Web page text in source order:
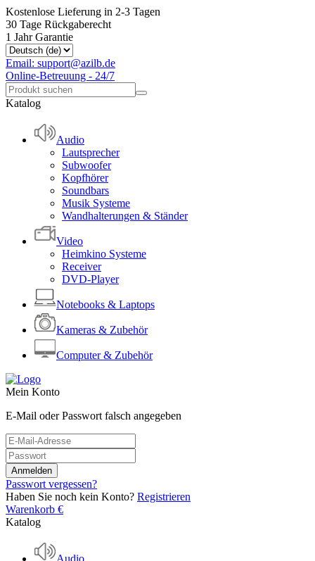
Kostenlose Lieferung in 2-3 Tagen
30 Tage Rückgaberecht
1 Jahr Garantie
Email: support@azilb.de
Online-Betreuung - 24/7
Katalog
Audio
Lautsprecher
Subwoofer
Kopfhörer
Soundbars
Musik Systeme
Wandhalterungen & Ständer
Video
Heimkino Systeme
Receiver
DVD-Player
Notebooks & Laptops
Kameras & Zubehör
Computer & Zubehör
Mein Konto
E-Mail oder Passwort falsch angegeben
Passwort vergessen?
Haben Sie noch kein Konto? Registrieren
Warenkorb €
Katalog
Audio